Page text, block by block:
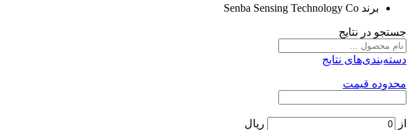
برند Senba Sensing Technology Co
جستجو در نتایج
دسته‌بندی‌های نتایج
محدوده قیمت
از ریال